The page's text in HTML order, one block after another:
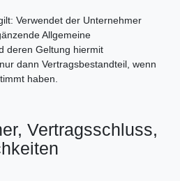
Verwendet der Unternehmer
Allgemeine
deren Geltung hiermit
dann Vertragsbestandteil, wenn
haben.
Vertragsschluss,